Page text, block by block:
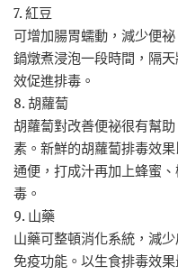
7. 紅豆
可增加腸胃蠕動，減少便
鍋燉煮浸泡一段時間，隔
效促進排毒。
8. 胡蘿蔔
胡蘿蔔對改善便祕很有幫
素。新鮮的胡蘿蔔排毒效
通便，打成汁再加上蜂蜜
毒。
9. 山藥
山藥可整頓消化系統，減
免疫功能。以生食排毒效